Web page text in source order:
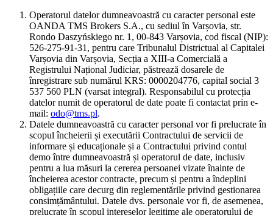
Operatorul datelor dumneavoastră cu caracter personal este
OANDA TMS Brokers S.A., cu sediul în Varșovia, str.
Rondo Daszyńskiego nr. 1, 00-843 Varșovia, cod fiscal (NIP):
526-275-91-31, pentru care Tribunalul Districtual al Capitalei
Varșovia din Varșovia, Secția a XIII-a Comercială a
Registrului Național Judiciar, păstrează dosarele de
înregistrare sub numărul KRS: 0000204776, capital social 3
537 560 PLN (varsat integral). Responsabilul cu protecția
datelor numit de operatorul de date poate fi contactat prin e-
mail: odo@tms.pl.
Datele dumneavoastră cu caracter personal vor fi prelucrate în
scopul încheierii și executării Contractului de servicii de
informare și educaționale și a Contractului privind contul
demo între dumneavoastră și operatorul de date, inclusiv
pentru a lua măsuri la cererea persoanei vizate înainte de
încheierea acestor contracte, precum și pentru a îndeplini
obligațiile care decurg din reglementările privind gestionarea
consimțământului. Datele dvs. personale vor fi, de asemenea,
prelucrate în scopul intereselor legitime ale operatorului de